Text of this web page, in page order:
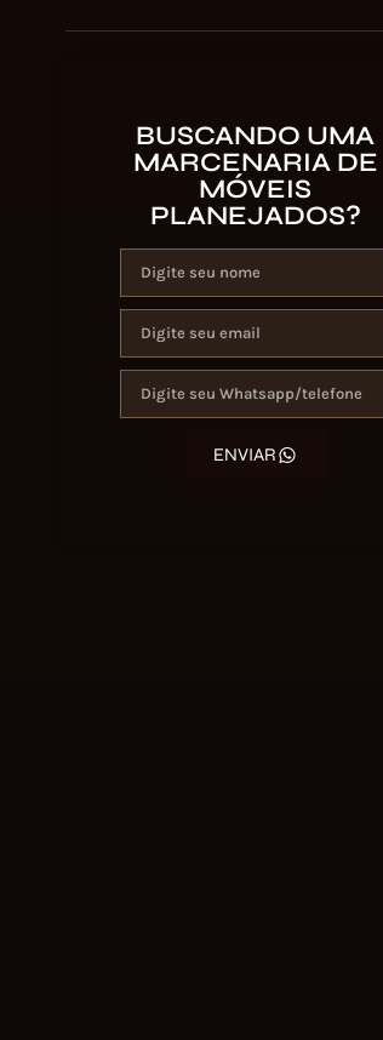
BUSCANDO UMA
MARCENARIA DE
MÓVEIS
PLANEJADOS?
ENVIAR